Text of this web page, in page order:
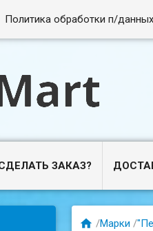
Политика обработки п/данных
ЗАКАЗ?
 /Марки /